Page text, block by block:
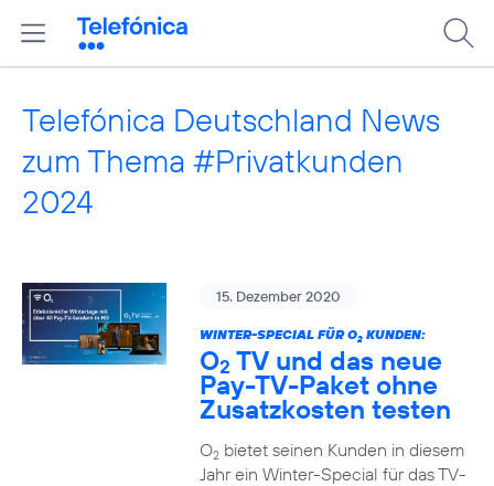
Telefónica Deutschland News
zum Thema #Privatkunden
2024
15. Dezember 2020
WINTER-SPECIAL FÜR O2KUNDEN:
O2 TV und das neue
Pay-TV-Paket ohne
Zusatzkosten testen
O2bietet seinen Kunden in diesem
Jahr ein Winter-Special für das TV-